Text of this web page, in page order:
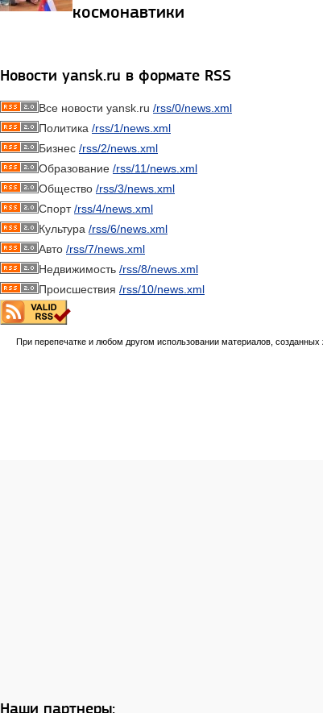
космонавтики
Новости yansk.ru в формате RSS
Все новости yansk.ru /rss/0/news.xml
Политика /rss/1/news.xml
Бизнес /rss/2/news.xml
Образование /rss/11/news.xml
Общество /rss/3/news.xml
Спорт/rss/4/news.xml
Культура /rss/6/news.xml
Авто /rss/7/news.xml
Недвижимость /rss/8/news.xml
Происшествия /rss/10/news.xml
При перепечатке и любом другом использовании материалов,
Наши партнеры: